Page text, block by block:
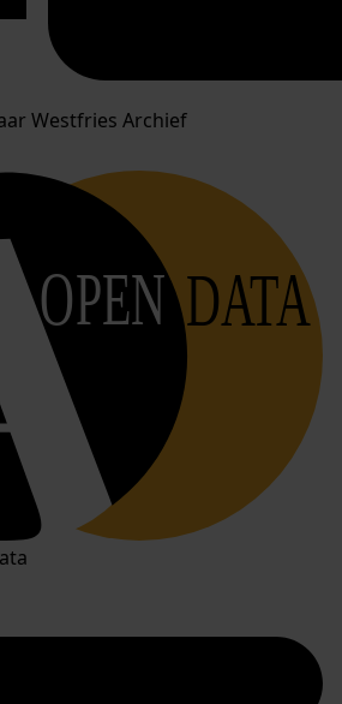
Westfries Archief
OPEN DATA